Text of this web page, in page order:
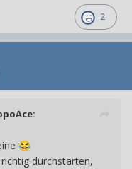
2
:
😂
durchstarten,